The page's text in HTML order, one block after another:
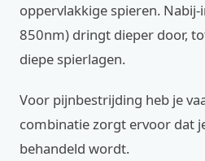
oppervlakkige spieren.
850nm) dringt dieper door,
diepe spierlagen.
Voor pijnbestrijding heb je
combinatie zorgt ervoor dat
behandeld wordt.